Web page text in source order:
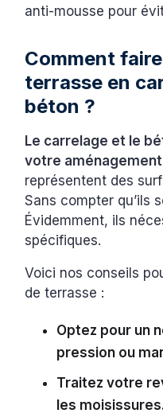
anti-mousse pour
Comment
terrasse en
béton ?
Le carrelage et le
votre
représentent des
Sans compter qu’ils
Évidemment, ils
spécifiques.
Voici nos conseils
de terrasse :
Optez pour un
pression ou
Traitez votre
les